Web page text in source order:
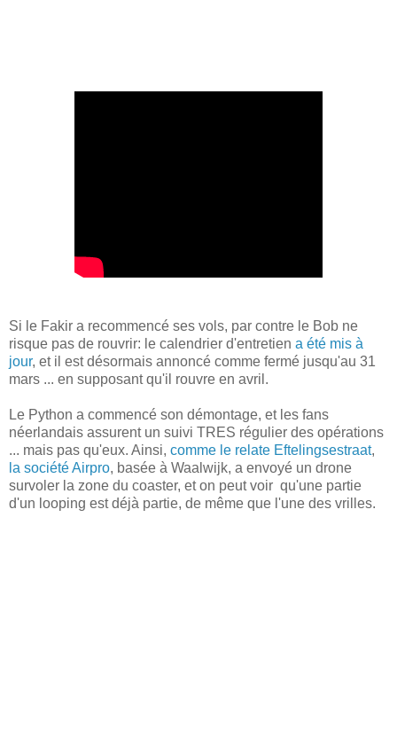
Si le Fakir a recommencé ses vols, par contre le Bob ne
risque pas de rouvrir: le calendrier d'entretien a été mis à
jour, et il est désormais annoncé comme fermé jusqu'au 31
mars ... en supposant qu'il rouvre en avril.
Le Python a commencé son démontage, et les fans
néerlandais assurent un suivi TRES régulier des opérations
... mais pas qu'eux. Ainsi, comme le relate Eftelingsestraat,
la société Airpro, basée à Waalwijk, a envoyé un drone
survoler la zone du coaster, et on peut voir qu'une partie
d'un looping est déjà partie, de même que l'une des vrilles.